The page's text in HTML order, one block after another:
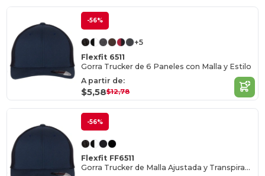
-56%
+5
Flexfit 6511
Gorra Trucker de 6 Paneles con Malla y Estilo
A partir de:
$5,58$12,78
-56%
Flexfit FF6511
Gorra Trucker de Malla Ajustada y Transpirable